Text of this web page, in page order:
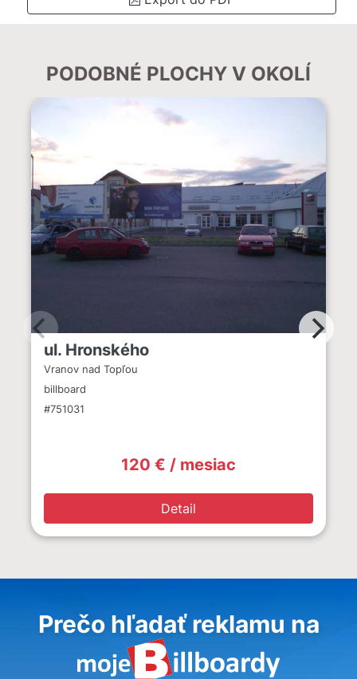
PODOBNÉ PLOCHY V OKOLÍ
ul. Hronského
Vranov nad Topľou
billboard
#751031
120 € / mesiac
Detail
Prečo hľadať reklamu na